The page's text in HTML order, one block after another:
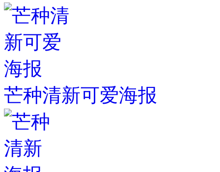
芒种清新可爱海报